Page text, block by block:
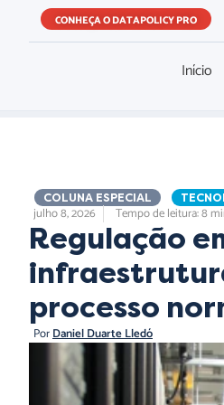
CONHEÇA O DATAPOLICY PRO
Início
COLUNA ESPECIAL
julho 8, 2026 Tempo de leitura: 8
Regulação
processo
PorDaniel Duarte Lledó